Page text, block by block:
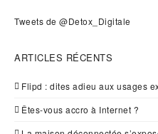
Tweets de @Detox_Digitale
ARTICLES RÉCENTS
Flipd : dites adieu aux usages
Êtes-vous accro à Internet ?